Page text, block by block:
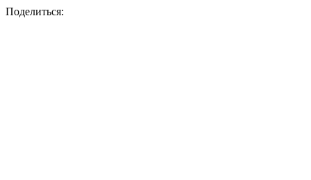
Поделиться: